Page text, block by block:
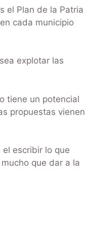
el Plan de la Patria
cada municipio
explotar las
tiene un potencial
propuestas vienen
escribir lo que
que dar a la